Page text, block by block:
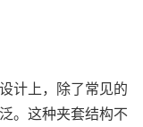
计上，除了常见的
。这种夹套结构不